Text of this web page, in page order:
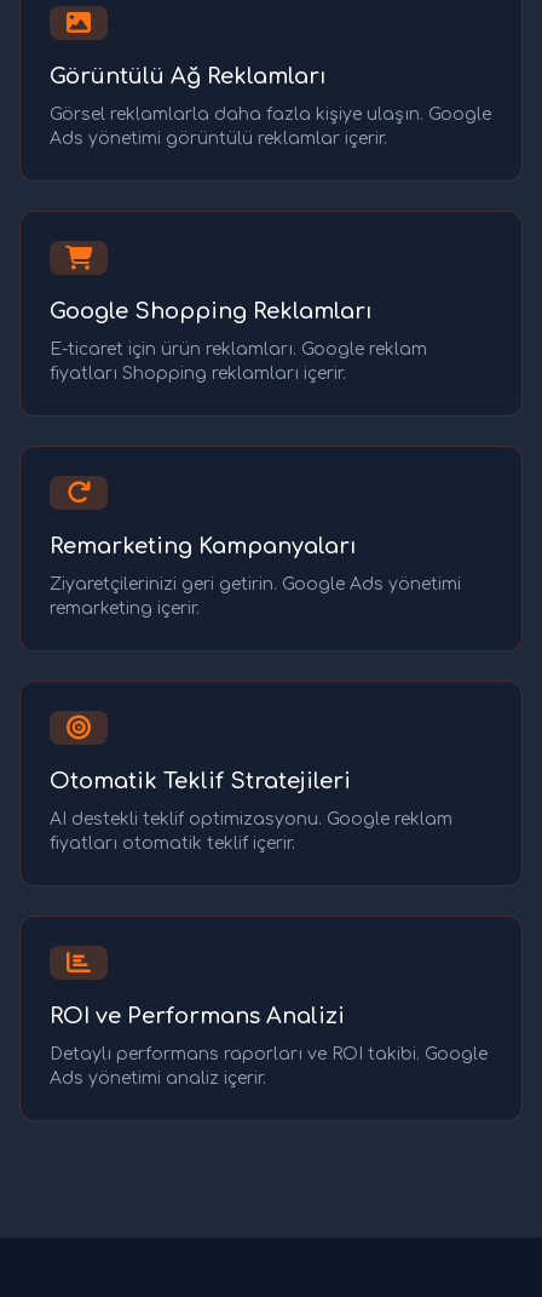
Görüntülü Ağ Reklamları
Görsel reklamlarla daha fazla kişiye ulaşın. Google
Ads yönetimi görüntülü reklamlar içerir.
Google Shopping Reklamları
E-ticaret için ürün reklamları. Google reklam
fiyatları Shopping reklamları içerir.
Remarketing Kampanyaları
Ziyaretçilerinizi geri getirin. Google Ads yönetimi
remarketing içerir.
Otomatik Teklif Stratejileri
AI destekli teklif optimizasyonu. Google reklam
fiyatları otomatik teklif içerir.
ROI ve Performans Analizi
Detaylı performans raporları ve ROI takibi. Google
Ads yönetimi analiz içerir.